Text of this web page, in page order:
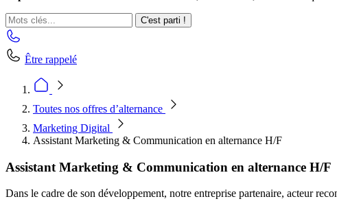
C'est parti !
Être rappelé
Toutes nos offres d’alternance
Marketing Digital
Assistant Marketing & Communication en alternance H/F
Assistant Marketing & Communication en alternance H/F
Dans le cadre de son développement, notre entreprise partenaire, acteur